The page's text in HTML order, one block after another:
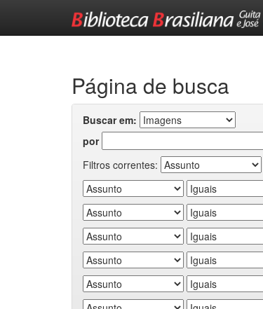
Página de busca
Buscar em:
por
Filtros correntes: